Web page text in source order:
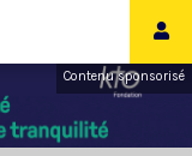
Contenu sponsorisé